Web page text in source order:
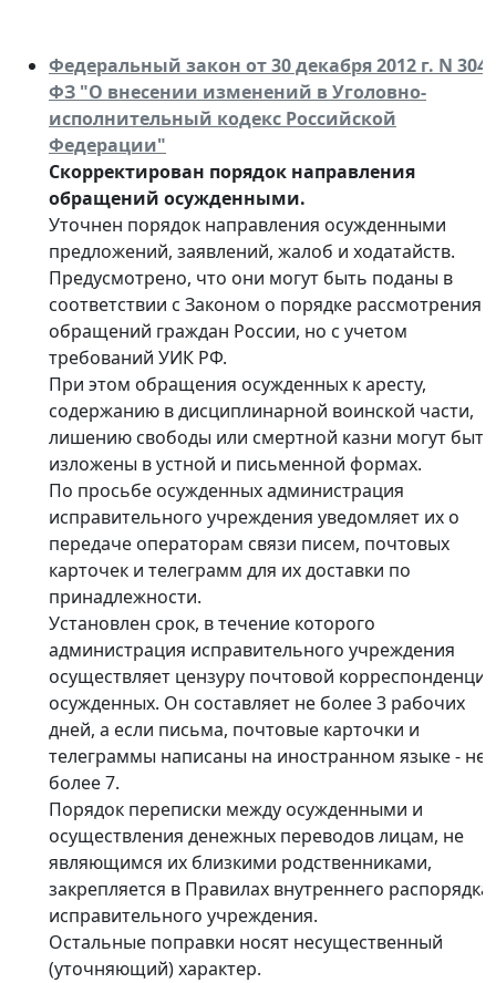
Федеральный закон от 30 декабря 2012 г. N 304-
ФЗ "О внесении изменений в Уголовно-
исполнительный кодекс Российской
Федерации"
Скорректирован порядок направления
обращений осужденными.
Уточнен порядок направления осужденными
предложений, заявлений, жалоб и ходатайств.
Предусмотрено, что они могут быть поданы в
соответствии с Законом о порядке рассмотрения
обращений граждан России, но с учетом
требований УИК РФ.
При этом обращения осужденных к аресту,
содержанию в дисциплинарной воинской части,
лишению свободы или смертной казни могут быть
изложены в устной и письменной формах.
По просьбе осужденных администрация
исправительного учреждения уведомляет их о
передаче операторам связи писем, почтовых
карточек и телеграмм для их доставки по
принадлежности.
Установлен срок, в течение которого
администрация исправительного учреждения
осуществляет цензуру почтовой корреспонденции
осужденных. Он составляет не более 3 рабочих
дней, а если письма, почтовые карточки и
телеграммы написаны на иностранном языке - не
более 7.
Порядок переписки между осужденными и
осуществления денежных переводов лицам, не
являющимся их близкими родственниками,
закрепляется в Правилах внутреннего распорядка
исправительного учреждения.
Остальные поправки носят несущественный
(уточняющий) характер.